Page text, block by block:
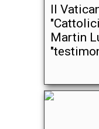
Il
Martin